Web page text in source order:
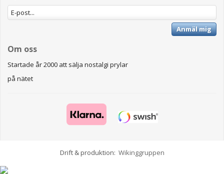
Anmäl mig
Om oss
Startade år 2000 att sälja nostalgi prylar
på nätet
Drift & produktion: Wikinggruppen